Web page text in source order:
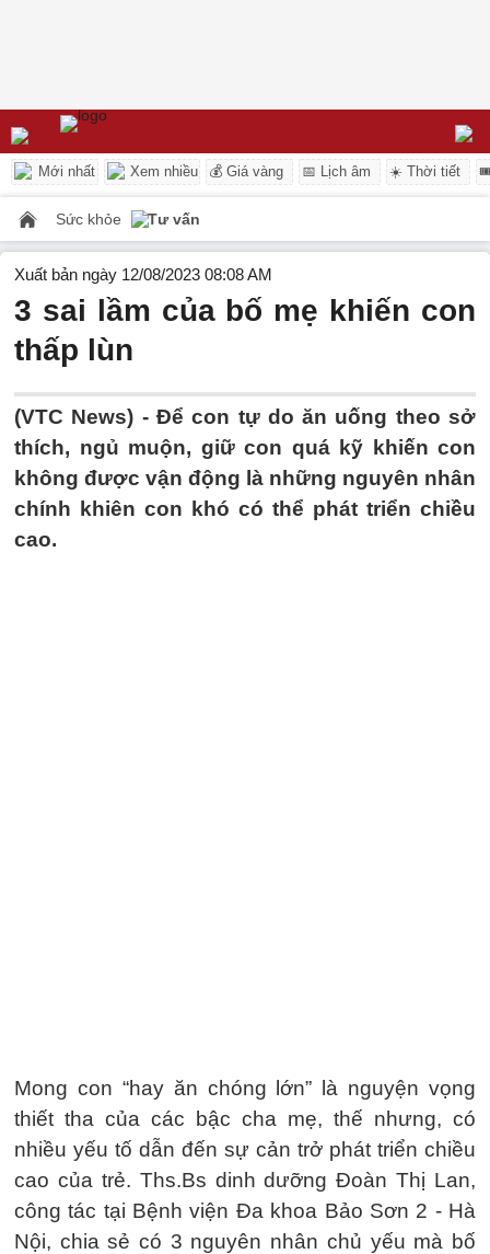
Mới nhất Xem nhiều 💰 Giá vàng 📅 Lịch âm ☀️ Thời tiết
Sức khỏe Tư vấn
Xuất bản ngày 12/08/2023 08:08 AM
3 sai lầm của bố mẹ khiến con
thấp lùn
(VTC News) - Để con tự do ăn uống theo sở
thích, ngủ muộn, giữ con quá kỹ khiến con
không được vận động là những nguyên nhân
chính khiên con khó có thể phát triển chiều
cao.
Mong con “hay ăn chóng lớn” là nguyện vọng
thiết tha của các bậc cha mẹ, thế nhưng, có
nhiều yếu tố dẫn đến sự cản trở phát triển chiều
cao của trẻ. Ths.Bs dinh dưỡng Đoàn Thị Lan,
công tác tại Bệnh viện Đa khoa Bảo Sơn 2 - Hà
Nội, chia sẻ có 3 nguyên nhân chủ yếu mà bố